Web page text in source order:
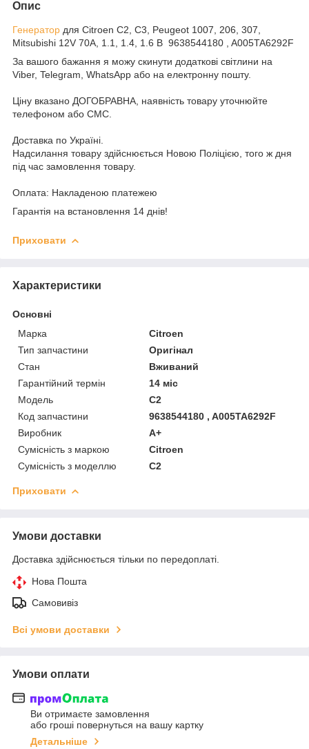
Опис
Генератор для Citroen C2, C3, Peugeot 1007, 206, 307,
Mitsubishi 12V 70A, 1.1, 1.4, 1.6 B 9638544180 , A005TA6292F
За вашого бажання я можу скинути додаткові світлини на
Viber, Telegram, WhatsApp або на електронну пошту.
Ціну вказано ДОГОБРАВНА, наявність товару уточнюйте
телефоном або СМС.
Доставка по Україні.
Надсилання товару здійснюється Новою Поліцією, того ж дня
під час замовлення товару.
Оплата: Накладеною платежею
Гарантія на встановлення 14 днів!
Приховати
Характеристики
Основні
Марка
Citroen
Тип запчастини
Оригінал
Стан
Вживаний
Гарантійний термін
14 міс
Модель
C2
Код запчастини
9638544180 , A005TA6292F
Виробник
A+
Сумісність з маркою
Citroen
Сумісність з моделлю
C2
Приховати
Умови доставки
Доставка здійснюється тільки по передоплаті.
Нова Пошта
Самовивіз
Всі умови доставки
Умови оплати
Ви отримаєте замовлення
або гроші повернуться на вашу картку
Детальніше